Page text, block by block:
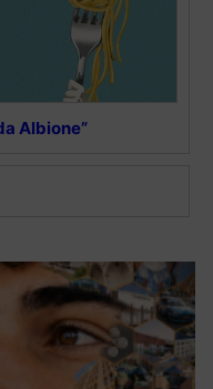
Albione”